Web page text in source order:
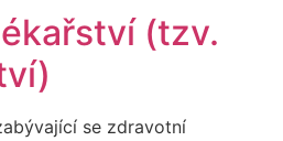
(tzv.
se zdravotní